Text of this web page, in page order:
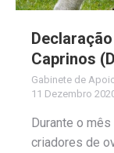
Caprinos
Gabinete de
11 Dezembro
Durante o
criadores de